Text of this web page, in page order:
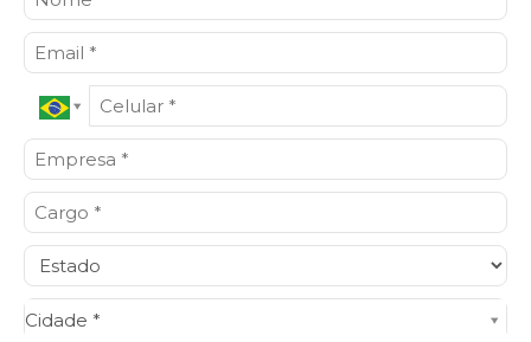
Cidade *
Cidade*